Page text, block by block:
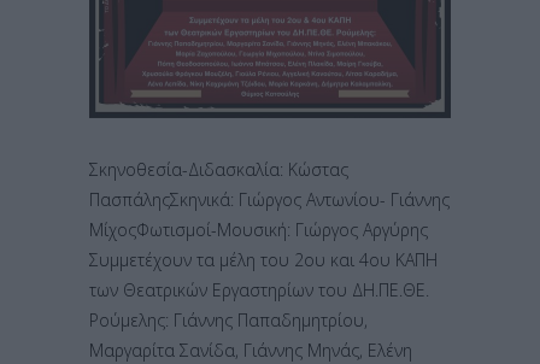
Σκηνοθεσία-Διδασκαλία: Κώστας
ΠασπάληςΣκηνικά: Γιώργος Αντωνίου- Γιάννης
ΜίχοςΦωτισμοί-Μουσική: Γιώργος Αργύρης
Συμμετέχουν τα μέλη του 2ου και 4ου ΚΑΠΗ
των Θεατρικών Εργαστηρίων του ΔΗ.ΠΕ.ΘΕ.
Ρούμελης: Γιάννης Παπαδημητρίου,
Μαργαρίτα Σανίδα, Γιάννης Μηνάς, Ελένη